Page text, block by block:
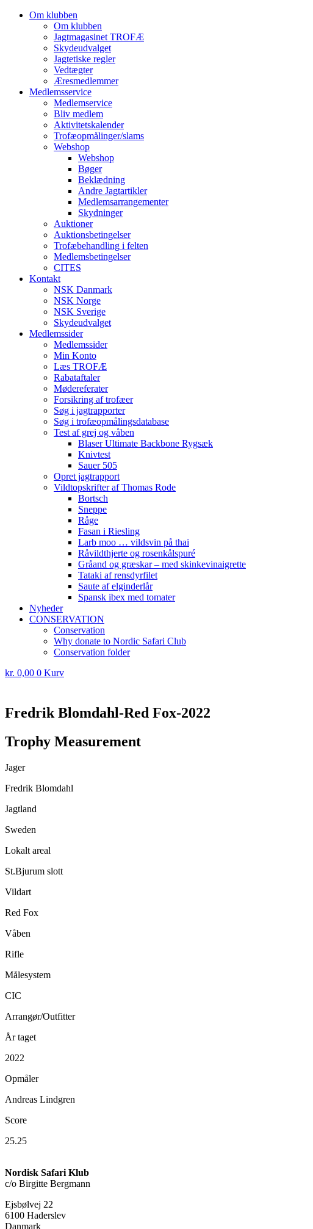
Om klubben
Om klubben
Jagtmagasinet TROFÆ
Skydeudvalget
Jagtetiske regler
Vedtægter
Æresmedlemmer
Medlemsservice
Medlemservice
Bliv medlem
Aktivitetskalender
Trofæopmålinger/slams
Webshop
Webshop
Bøger
Beklædning
Andre Jagtartikler
Medlemsarrangementer
Skydninger
Auktioner
Auktionsbetingelser
Trofæbehandling i felten
Medlemsbetingelser
CITES
Kontakt
NSK Danmark
NSK Norge
NSK Sverige
Skydeudvalget
Medlemssider
Medlemssider
Min Konto
Læs TROFÆ
Rabataftaler
Mødereferater
Forsikring af trofæer
Søg i jagtrapporter
Søg i trofæopmålingsdatabase
Test af grej og våben
Blaser Ultimate Backbone Rygsæk
Knivtest
Sauer 505
Opret jagtrapport
Vildtopskrifter af Thomas Rode
Bortsch
Sneppe
Råge
Fasan i Riesling
Larb moo … vildsvin på thai
Råvildthjerte og rosenkålspuré
Gråand og græskar – med skinkevinaigrette
Tataki af rensdyrfilet
Saute af elginderlår
Spansk ibex med tomater
Nyheder
CONSERVATION
Conservation
Why donate to Nordic Safari Club
Conservation folder
kr. 0,00 0 Kurv
Fredrik Blomdahl-Red Fox-2022
Trophy Measurement
Jager
Fredrik Blomdahl
Jagtland
Sweden
Lokalt areal
St.Bjurum slott
Vildart
Red Fox
Våben
Rifle
Målesystem
CIC
Arrangør/Outfitter
År taget
2022
Opmåler
Andreas Lindgren
Score
25.25
Nordisk Safari Klub
c/o Birgitte Bergmann
Ejsbølvej 22
6100 Haderslev
Danmark